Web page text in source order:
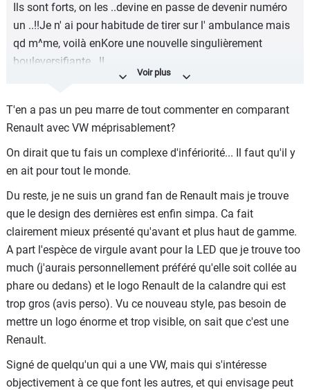
Ils sont forts, on les ..devine en passe de devenir numéro
un ..!!Je n' ai pour habitude de tirer sur l' ambulance mais
qd m^me, voilà enKore une nouvelle singulièrement
bouleversifiante ..!!
..Anticipations -non moulachiennes celles-là-, qui donnent
la vagnérienne bien proche d' être débordée, dépassée,
http://bfmbusiness.bfmtv.com/entreprise/renault-nissan-
1042495.html
T'en a pas un peu marre de tout commenter en comparant
Renault avec VW méprisablement?
On dirait que tu fais un complexe d'infériorité... Il faut qu'il y
en ait pour tout le monde.
Du reste, je ne suis un grand fan de Renault mais je trouve
que le design des dernières est enfin simpa. Ca fait
clairement mieux présenté qu'avant et plus haut de gamme.
A part l'espèce de virgule avant pour la LED que je trouve too
much (j'aurais personnellement préféré qu'elle soit collée au
phare ou dedans) et le logo Renault de la calandre qui est
trop gros (avis perso). Vu ce nouveau style, pas besoin de
mettre un logo énorme et trop visible, on sait que c'est une
Renault.
Signé de quelqu'un qui a une VW, mais qui s'intéresse
objectivement à ce que font les autres, et qui envisage peut